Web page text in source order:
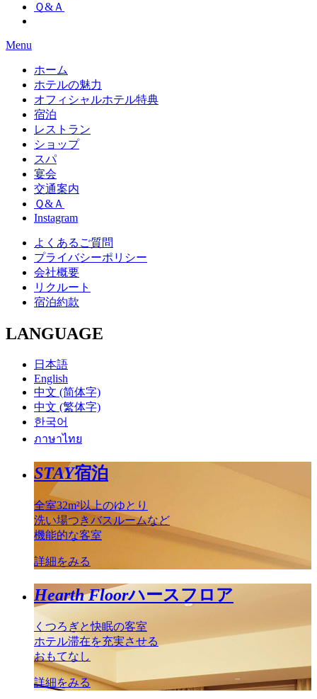
Ｑ&Ａ
Menu
ホーム
ホテルの魅力
オフィシャルホテル特典
宿泊
レストラン
ショップ
スパ
宴会
交通案内
Ｑ&Ａ
Instagram
よくあるご質問
プライバシーポリシー
会社概要
リクルート
宿泊約款
LANGUAGE
日本語
English
中文 (简体字)
中文 (繁体字)
한국어
ภาษาไทย
STAY宿泊
全室32m²以上のゆとり
洗い場つきバスルームなど
機能的な客室
詳細をみる
Hearth Floorハースフロア
くつろぎと快眠の客室
ホテル滞在を充実させる
おもてなし
詳細をみる